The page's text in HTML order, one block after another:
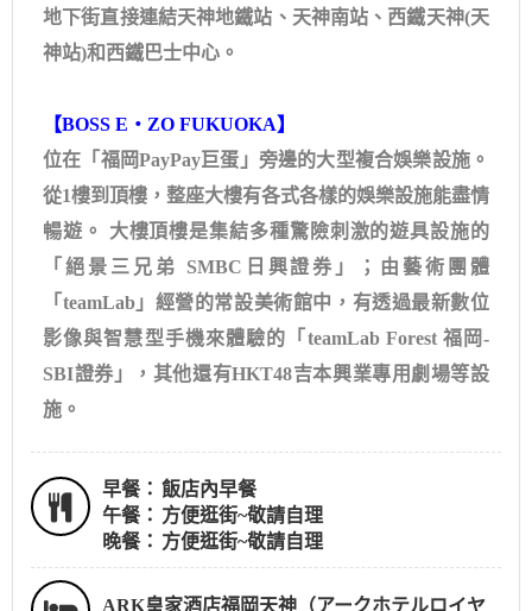
地下街直接連結天神地鐵站、天神南站、西鐵天神(天
神站)和西鐵巴士中心。
【BOSS E・ZO FUKUOKA】
位在「福岡PayPay巨蛋」旁邊的大型複合娛樂設施。
從1樓到頂樓，整座大樓有各式各樣的娛樂設施能盡情
暢遊。 大樓頂樓是集結多種驚險刺激的遊具設施的
「絕景三兄弟 SMBC日興證券」；由藝術團體
「teamLab」經營的常設美術館中，有透過最新數位
影像與智慧型手機來體驗的「teamLab Forest 福岡-
SBI證券」，其他還有HKT48吉本興業專用劇場等設
施。
早餐： 飯店內早餐
午餐： 方便逛街~敬請自理
晚餐： 方便逛街~敬請自理
ARK皇家酒店福岡天神（アークホテルロイヤ